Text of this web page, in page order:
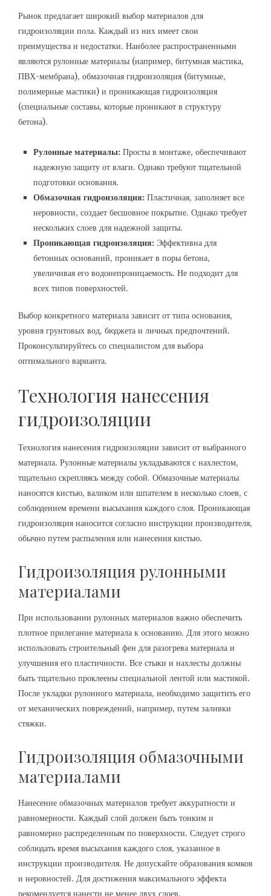
Рынок предлагает широкий выбор материалов для
гидроизоляции пола. Каждый из них имеет свои
преимущества и недостатки. Наиболее распространенными
являются рулонные материалы (например, битумная мастика,
ПВХ-мембрана), обмазочная гидроизоляция (битумные,
полимерные мастики) и проникающая гидроизоляция
(специальные составы, которые проникают в структуру
бетона).
Рулонные материалы: Просты в монтаже, обеспечивают
надежную защиту от влаги. Однако требуют тщательной
подготовки основания.
Обмазочная гидроизоляция: Пластичная, заполняет все
неровности, создает бесшовное покрытие. Однако требует
нескольких слоев для надежной защиты.
Проникающая гидроизоляция: Эффективна для
бетонных оснований, проникает в поры бетона,
увеличивая его водонепроницаемость. Не подходит для
всех типов поверхностей.
Выбор конкретного материала зависит от типа основания,
уровня грунтовых вод, бюджета и личных предпочтений.
Проконсультируйтесь со специалистом для выбора
оптимального варианта.
Технология нанесения
гидроизоляции
Технология нанесения гидроизоляции зависит от выбранного
материала. Рулонные материалы укладываются с нахлестом,
тщательно скрепляясь между собой. Обмазочные материалы
наносятся кистью, валиком или шпателем в несколько слоев, с
соблюдением времени высыхания каждого слоя. Проникающая
гидроизоляция наносится согласно инструкции производителя,
обычно путем распыления или нанесения кистью.
Гидроизоляция рулонными
материалами
При использовании рулонных материалов важно обеспечить
плотное прилегание материала к основанию. Для этого можно
использовать строительный фен для разогрева материала и
улучшения его пластичности. Все стыки и нахлесты должны
быть тщательно проклеены специальной лентой или мастикой.
После укладки рулонного материала, необходимо защитить его
от механических повреждений, например, путем заливки
стяжки.
Гидроизоляция обмазочными
материалами
Нанесение обмазочных материалов требует аккуратности и
равномерности. Каждый слой должен быть тонким и
равномерно распределенным по поверхности. Следует строго
соблюдать время высыхания каждого слоя, указанное в
инструкции производителя. Не допускайте образования комков
и неровностей. Для достижения максимального эффекта
рекомендуется нанести не менее двух слоев.